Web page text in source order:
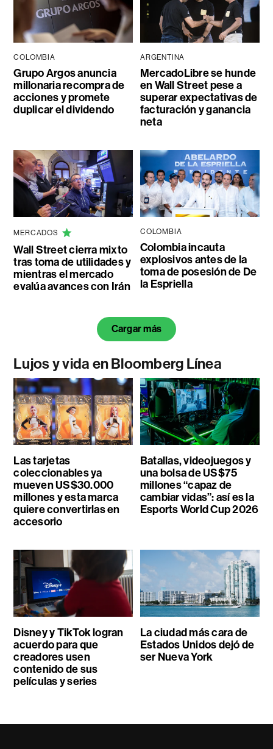
COLOMBIA
Grupo Argos anuncia
millonaria recompra de
acciones y promete
duplicar el dividendo
ARGENTINA
MercadoLibre se hunde
en Wall Street pese a
superar expectativas de
facturación y ganancia
neta
MERCADOS
Wall Street cierra mixto
tras toma de utilidades y
mientras el mercado
evalúa avances con Irán
COLOMBIA
Colombia incauta
explosivos antes de la
toma de posesión de De
la Espriella
Cargar más
Lujos y vida en Bloomberg Línea
Las tarjetas
coleccionables ya
mueven US$30.000
millones y esta marca
quiere convertirlas en
accesorio
Batallas, videojuegos y
una bolsa de US$75
millones “capaz de
cambiar vidas”: así es la
Esports World Cup 2026
Disney y TikTok logran
acuerdo para que
creadores usen
contenido de sus
películas y series
La ciudad más cara de
Estados Unidos dejó de
ser Nueva York